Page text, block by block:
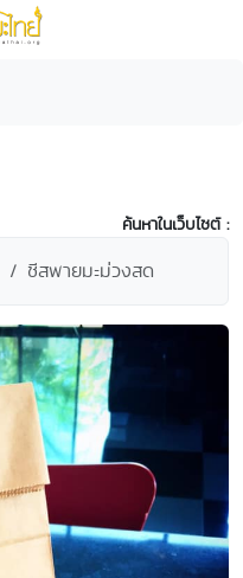
ค้นหาในเว็บไซต์ :
ชีสพายมะม่วงสด